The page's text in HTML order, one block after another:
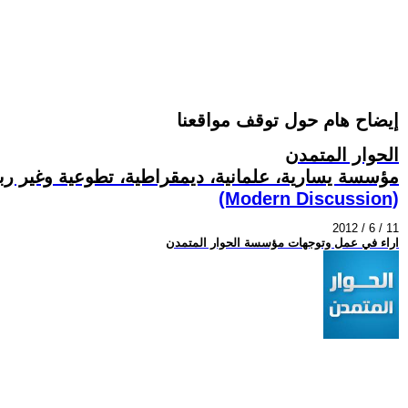
إيضاح هام حول توقف مواقعنا
الحوار المتمدن
مؤسسة يسارية، علمانية، ديمقراطية، تطوعية وغير
(Modern Discussion)
2012 / 6 / 11
اراء في عمل وتوجهات مؤسسة الحوار المتمدن